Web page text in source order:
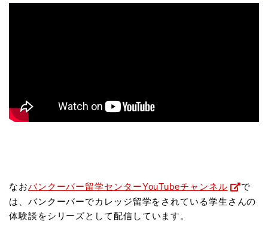
なおバンクーバー留学センターYouTubeチャンネル
で
は、バンクーバーでカレッジ留学をされている学生さんの
体験談をシリーズとして配信しています。